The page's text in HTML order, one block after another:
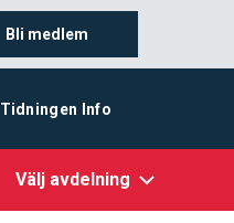
Bli medlem
Tidningen Info
Välj avdelning